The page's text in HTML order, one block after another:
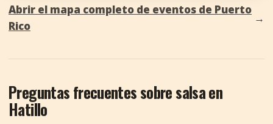
Abrir el mapa completo de eventos de Puerto
Rico
→
Preguntas frecuentes sobre salsa en
Hatillo